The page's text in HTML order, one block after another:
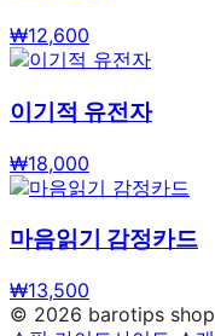
₩12,600
이기적 유전자
₩18,000
마음읽기 감정카드
₩13,500
© 2026 barotips shop